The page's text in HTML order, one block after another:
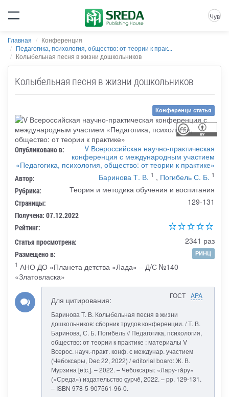
Чув
Главная
Конференция
Педагогика, психология, общество: от теории к прак...
Колыбельная песня в жизни дошкольников
Колыбельная песня в жизни дошкольников
Конференци статья
Опубликовано в:
V Всероссийская научно-практическая
конференция с международным участием
«Педагогика, психология, общество: от теории к практике»
Автор: Баринова Т. В. 1 , Погибель С. Б. 1
Рубрика: Теория и методика обучения и воспитания
Страницы: 129-131
Получена: 07.12.2022
Рейтинг:
Статья просмотрена:
2341 раз
Размещено в:
РИНЦ
1 АНО ДО «Планета детства «Лада» – Д/С №140
«Златовласка»
ГОСТ APA
Для цитирования:
Баринова Т. В. Колыбельная песня в жизни
дошкольников: сборник трудов конференции. / Т. В.
Баринова, С. Б. Погибель // Педагогика, психология,
общество: от теории к практике : материалы V
Всерос. науч.-практ. конф. с междунар. участием
(Чебоксары, Dec 22, 2022) / editorial board: Ж. В.
Мурзина [etc.]. – 2022. – Чебоксары: «Лару-тăру»
(«Среда») издательство çурчě, 2022. – pp. 129-131.
– ISBN 978-5-907561-96-0.